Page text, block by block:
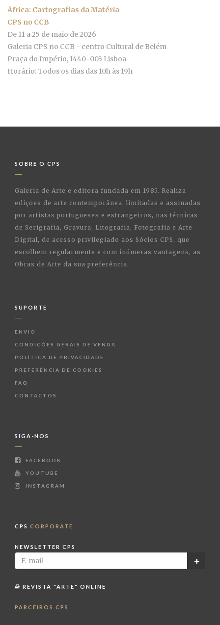
África: Cartografias da Matéria
CPS no CCB
De 11 a 25 de maio de 2026
Galeria CPS no CCB - centro Cultural de Belém
Praça do Império, 1440-003 Lisboa
Horário: Todos os dias das 10h às 19h
SOBRE O CPS
Galeria de Arte e editora fundada em 1985. Realiza
edições de arte contemporânea, limitadas e assinadas
por artistas portugueses e estrangeiros, nas técnicas
de Serigrafia, Gravura, Litografia, Fotografia e Arte
Digital, de acesso privilegiado aos Sócios CPS, que
escolhem regularmente e com inúmeras vantagens, as
Obras de Arte da sua preferência.
SUPORTE
ENVIO
CONDIÇÕES GERAIS DE VENDA
POLÍTICA DE PRIVACIDADE
PREFERÊNCIA DE COOKIES
FAQ
CONTACTOS
SIGA-NOS
FACEBOOK
YOUTUBE
INSTAGRAM
CPS CORPORATE
NEWSLETTER CPS
REVISTA "ARTE" ONLINE
PARCEIROS CPS